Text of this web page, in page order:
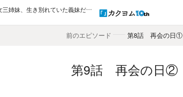
大学入学時から噂されていた美少女三姉妹、生き別れていた義妹だった。
前のエピソード
―― 第8話 再会の日①
第9話 再会の日②